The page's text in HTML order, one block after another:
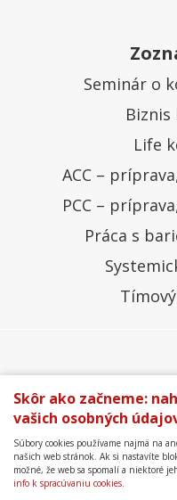
Seminár o
Life
ACC –
PCC –
Práca s
Všeobecné obchodné
Ochrana osobných
Formulár na
Copyright © 2018 -
Skôr ako začneme:
vašich osobných
Súbory cookies používame najmä na
našich web stránok. Ak si nastavíte
možné, že web sa spomalí a niektoré
info k spracúvaniu cookies.